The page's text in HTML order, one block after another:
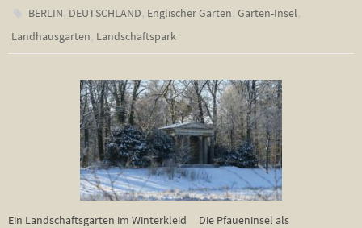
BERLIN DEUTSCHLAND Englischer Garten ,Garten-Insel
Landhausgarten Landschaftspark
Ein Landschaftsgarten im Winterkleid Die Pfaueninsel als